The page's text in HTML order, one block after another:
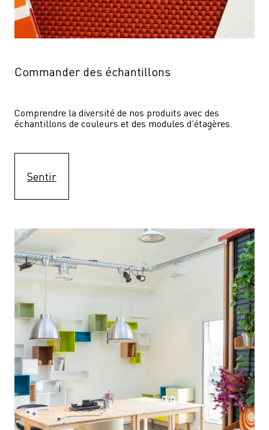
Commander des échantillons
Comprendre la diversité de nos produits avec des
échantillons de couleurs et des modules d'étagères.
Sentir